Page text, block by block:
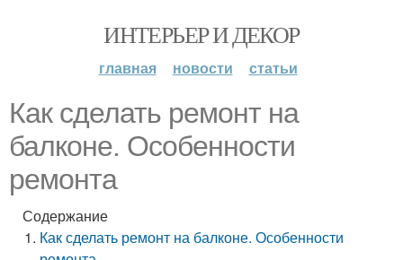
ИНТЕРЬЕР И ДЕКОР
главная новости статьи
Как сделать ремонт на
балконе. Особенности
ремонта
Содержание
Как сделать ремонт на балконе. Особенности